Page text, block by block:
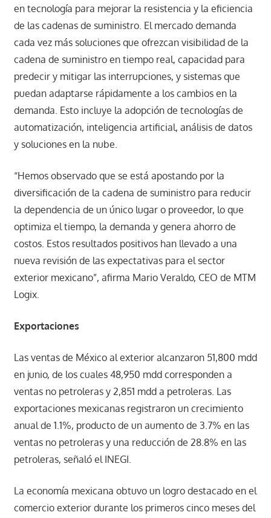
en tecnología para mejorar la resistencia y la eficiencia
de las cadenas de suministro. El mercado demanda
cada vez más soluciones que ofrezcan visibilidad de la
cadena de suministro en tiempo real, capacidad para
predecir y mitigar las interrupciones, y sistemas que
puedan adaptarse rápidamente a los cambios en la
demanda. Esto incluye la adopción de tecnologías de
automatización, inteligencia artificial, análisis de datos
y soluciones en la nube.
“Hemos observado que se está apostando por la
diversificación de la cadena de suministro para reducir
la dependencia de un único lugar o proveedor, lo que
optimiza el tiempo, la demanda y genera ahorro de
costos. Estos resultados positivos han llevado a una
nueva revisión de las expectativas para el sector
exterior mexicano”, afirma Mario Veraldo, CEO de MTM
Logix.
Exportaciones
Las ventas de México al exterior alcanzaron 51,800 mdd
en junio, de los cuales 48,950 mdd corresponden a
ventas no petroleras y 2,851 mdd a petroleras. Las
exportaciones mexicanas registraron un crecimiento
anual de 1.1%, producto de un aumento de 3.7% en las
ventas no petroleras y una reducción de 28.8% en las
petroleras, señaló el INEGI.
La economía mexicana obtuvo un logro destacado en el
comercio exterior durante los primeros cinco meses del